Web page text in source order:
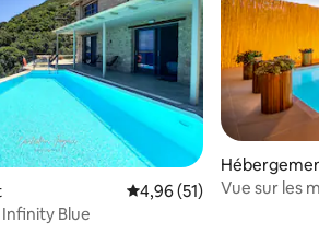
base de 10 commentaires : 5 sur 5
Évaluation moyenne sur
4,96 (51)
Blue
Vue sur les